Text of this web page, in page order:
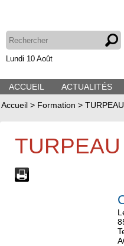
Lundi 10 Août
ACCUEIL ACTUALITÉS
Accueil > Formation >